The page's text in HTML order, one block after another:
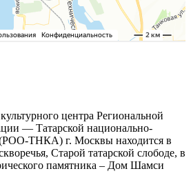
центра Региональной
— Татарской национально-
(РОО-ТНКА) г. Москвы находится в
Старой татарской слободе, в
памятника – Дом Шамси